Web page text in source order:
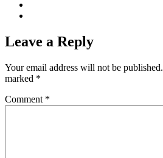
Leave a Reply
Your email address will not be published.
marked *
Comment *